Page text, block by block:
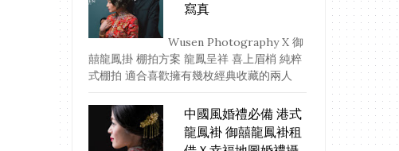
寫真
Wusen Photography X 御
囍龍鳳掛 棚拍方案 龍鳳呈祥 喜上眉梢 純粹
式棚拍 適合喜歡擁有幾枚經典收藏的兩人
中國風婚禮必備 港式
龍鳳褂 御囍龍鳳褂租